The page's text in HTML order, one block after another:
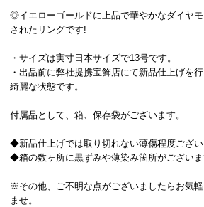
◎イエローゴールドに上品で華やかなダイヤ
されたリングです!
・サイズは実寸日本サイズで13号です。
・出品前に弊社提携宝飾店にて新品仕上げを
綺麗な状態です。
付属品として、箱、保存袋がございます。
◆新品仕上げでは取り切れない薄傷程度ござい
◆箱の数ヶ所に黒ずみや薄染み箇所がございま
※その他、ご不明な点がございましたらお気
ませ。